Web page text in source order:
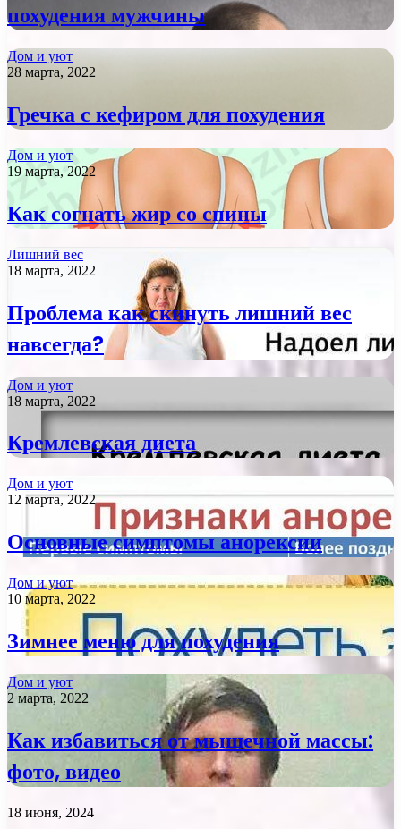
похудения мужчины
Дом и уют
28 марта, 2022
Гречка с кефиром для похудения
Дом и уют
19 марта, 2022
Как согнать жир со спины
Лишний вес
18 марта, 2022
Проблема как скинуть лишний вес
навсегда?
Дом и уют
18 марта, 2022
Кремлевская диета
Дом и уют
12 марта, 2022
Основные симптомы анорексии
Дом и уют
10 марта, 2022
Зимнее меню для похудения
Дом и уют
2 марта, 2022
Как избавиться от мышечной массы:
фото, видео
18 июня, 2024